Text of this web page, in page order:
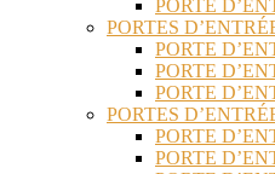
PORTE
PORTES
PORTE
PORTE
PORTE
PORTES
PORTE
PORTE